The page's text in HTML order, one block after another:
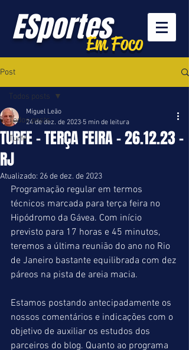
ESportesEm Foco
Post
Todos posts
Turfe
Todos posts
TURFE - TERÇA FEIRA - 26.12.23 -
RJ
Miguel Leão
24 de dez. de 2023 5 min de leitura
Atualizado: 26 de dez. de 2023
Programação regular em termos
técnicos marcada para terça feira no
Hipódromo da Gávea. Com início
previsto para 17 horas e 45 minutos,
teremos a última reunião do ano no Rio
de Janeiro bastante equilibrada com dez
páreos na pista de areia macia.
Estamos postando antecipadamente os
nossos comentários e indicações com o
objetivo de auxiliar os estudos dos
parceiros do blog. Quanto ao programa